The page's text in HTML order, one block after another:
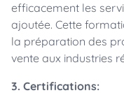
efficacement les
ajoutée. Cette
la préparation des
vente aux industries
3. Certifications: